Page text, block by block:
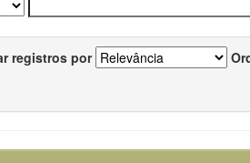
registros por